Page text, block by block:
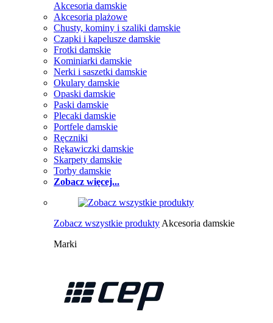
Akcesoria damskie
Akcesoria plażowe
Chusty, kominy i szaliki damskie
Czapki i kapelusze damskie
Frotki damskie
Kominiarki damskie
Nerki i saszetki damskie
Okulary damskie
Opaski damskie
Paski damskie
Plecaki damskie
Portfele damskie
Ręczniki
Rękawiczki damskie
Skarpety damskie
Torby damskie
Zobacz więcej...
Zobacz wszystkie produkty Akcesoria damskie
Marki